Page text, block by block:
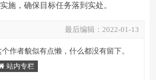
施，确保目标任务落到实处。
最后编辑： 2022-01-13
个作者貌似有点懒，什么都没有留下。
站内专栏